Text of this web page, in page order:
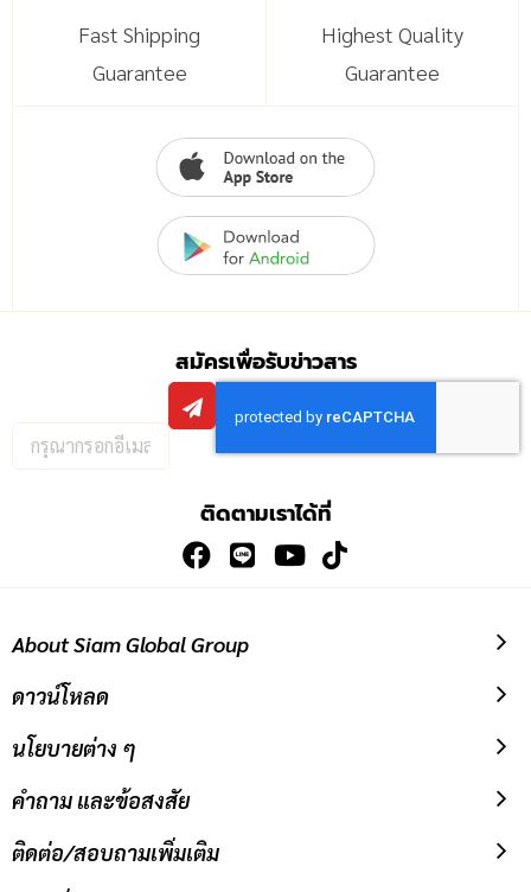
Fast Shipping
Guarantee
Highest Quality
Guarantee
สมัครเพื่อรับข่าวสาร
กรอก
อีเมล
ติดตามเราได้ที่
About Siam Global Group
ดาวน์โหลด
นโยบายต่าง ๆ
คำถาม และข้อสงสัย
ติดต่อ/สอบถามเพิ่มเติม